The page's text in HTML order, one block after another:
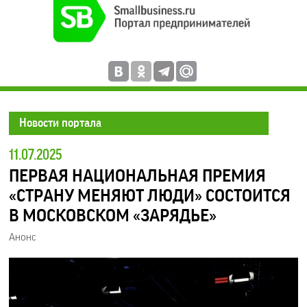
Новости портала
11.07.2025
ПЕРВАЯ НАЦИОНАЛЬНАЯ ПРЕМИЯ
«СТРАНУ МЕНЯЮТ ЛЮДИ» СОСТОИТСЯ
В МОСКОВСКОМ «ЗАРЯДЬЕ»
Анонс